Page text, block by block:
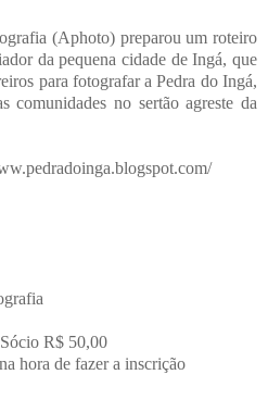
(Aphoto) preparou um roteiro
da pequena cidade de Ingá, que
para fotografar a Pedra do Ingá,
comunidades no sertão agreste da
R$ 50,00
hora de fazer a inscrição